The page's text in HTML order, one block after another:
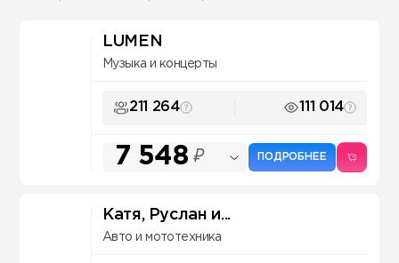
LUMEN
Музыка и концерты
211 264 111 014
7 548 ₽ ПОДРОБНЕЕ
Катя, Руслан и...
Авто и мототехника